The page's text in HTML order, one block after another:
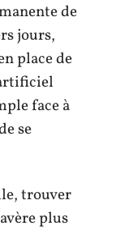
de
jours,
place de
face à
se
trouver
plus